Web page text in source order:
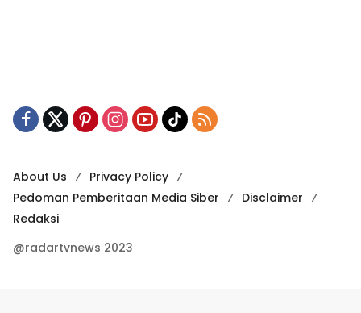
About Us
Privacy Policy
Pedoman Pemberitaan Media Siber
Disclaimer
Redaksi
@radartvnews 2023